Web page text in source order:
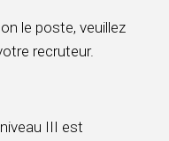
le poste, veuillez
recruteur.
III est